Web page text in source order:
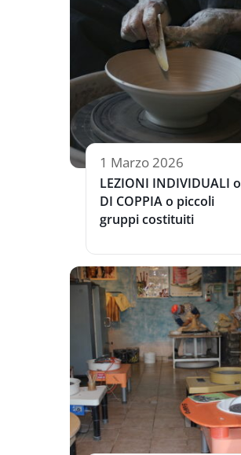
1 Marzo 2026
LEZIONI INDIVIDUALI o
DI COPPIA o piccoli
gruppi costituiti